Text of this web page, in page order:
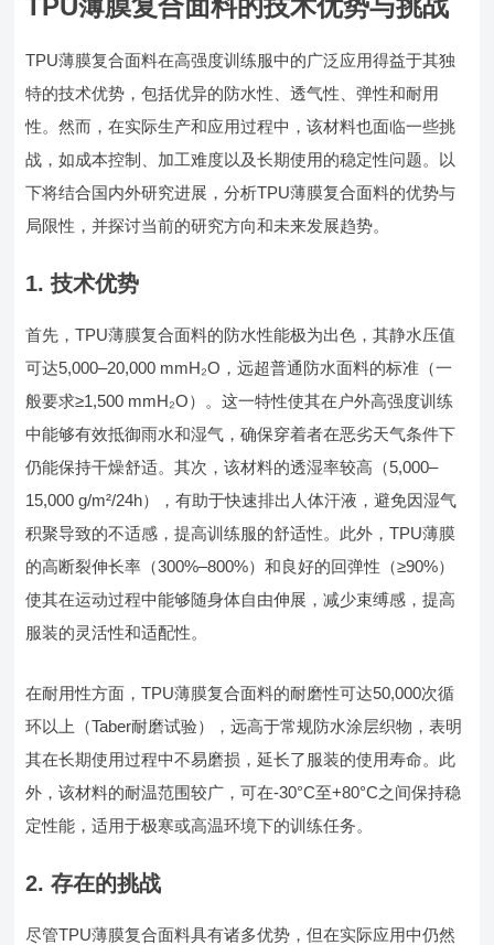
TPU薄膜复合面料的技术优势与挑战
TPU薄膜复合面料在高强度训练服中的广泛应用得益于其独
特的技术优势，包括优异的防水性、透气性、弹性和耐用
性。然而，在实际生产和应用过程中，该材料也面临一些挑
战，如成本控制、加工难度以及长期使用的稳定性问题。以
下将结合国内外研究进展，分析TPU薄膜复合面料的优势与
局限性，并探讨当前的研究方向和未来发展趋势。
1. 技术优势
首先，TPU薄膜复合面料的防水性能极为出色，其静水压值
可达5,000–20,000 mmH₂O，远超普通防水面料的标准（一
般要求≥1,500 mmH₂O）。这一特性使其在户外高强度训练
中能够有效抵御雨水和湿气，确保穿着者在恶劣天气条件下
仍能保持干燥舒适。其次，该材料的透湿率较高（5,000–
15,000 g/m²/24h），有助于快速排出人体汗液，避免因湿气
积聚导致的不适感，提高训练服的舒适性。此外，TPU薄膜
的高断裂伸长率（300%–800%）和良好的回弹性（≥90%）
使其在运动过程中能够随身体自由伸展，减少束缚感，提高
服装的灵活性和适配性。
在耐用性方面，TPU薄膜复合面料的耐磨性可达50,000次循
环以上（Taber耐磨试验），远高于常规防水涂层织物，表明
其在长期使用过程中不易磨损，延长了服装的使用寿命。此
外，该材料的耐温范围较广，可在-30°C至+80°C之间保持稳
定性能，适用于极寒或高温环境下的训练任务。
2. 存在的挑战
尽管TPU薄膜复合面料具有诸多优势，但在实际应用中仍然